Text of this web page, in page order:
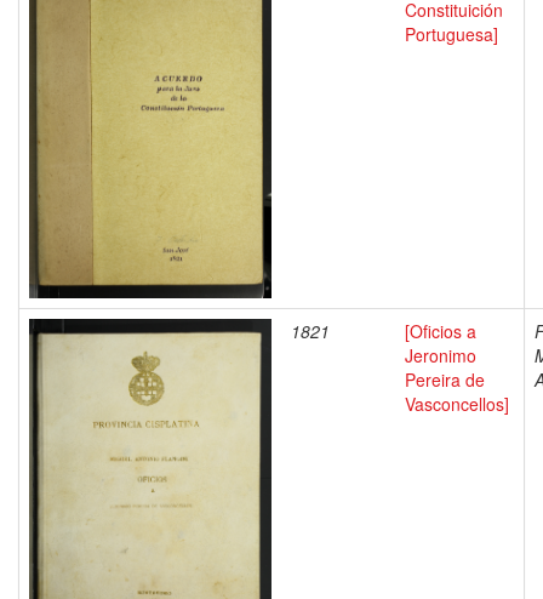
Constituición
Portuguesa]
1821
[Oficios a
Jeronimo
Pereira de
Vasconcellos]